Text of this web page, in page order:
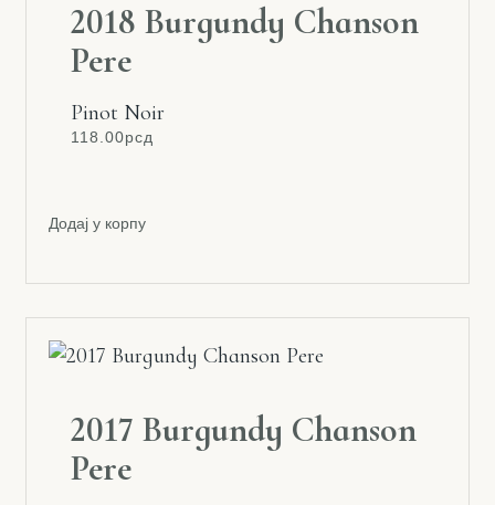
2018 Burgundy Chanson
Pere
Pinot Noir
118.00рсд
Додај у корпу
2017 Burgundy Chanson
Pere